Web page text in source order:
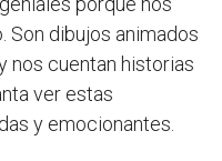
Son dibujos animados
nos cuentan historias
ver estas
y emocionantes.